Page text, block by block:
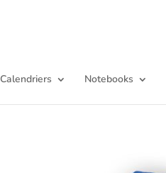
Calendriers Notebooks